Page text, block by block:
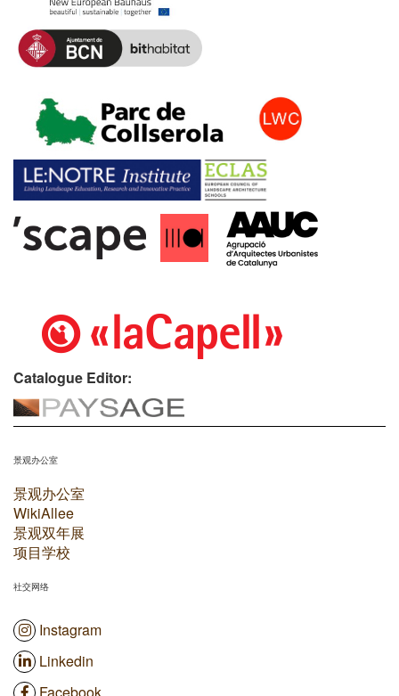
Catalogue Editor:
景观办公室
景观办公室
WikiAllee
景观双年展
项目学校
社交网络
Instagram
Linkedin
Facebook